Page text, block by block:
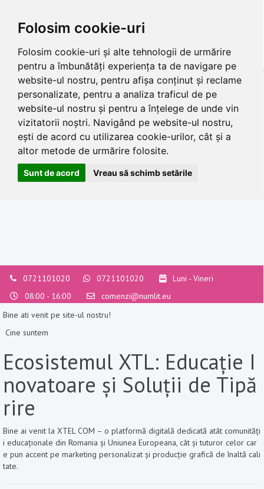
Folosim cookie-uri
Folosim cookie-uri și alte tehnologii de urmărire
pentru a îmbunătăți experiența ta de navigare pe
website-ul nostru, pentru afișa conținut și reclame
personalizate, pentru a analiza traficul de pe
website-ul nostru și pentru a înțelege de unde vin
vizitatorii noștri. Navigând pe website-ul nostru,
ești de acord cu utilizarea cookie-urilor, cât și a
altor metode de urmărire folosite.
Sunt de acord Vreau să schimb setările
0721101020 0721101020
Luni - Vineri
08:00 - 16:00
comenzi@numlit.eu
Bine ati venit pe site-ul nostru!
Cine suntem
Ecosistemul XTL: Educație I
novatoare și Soluții de Tipă
rire
Bine ai venit la XTEL COM – o platformă digitală dedicată atât comunități
i educaționale din Romania și Uniunea Europeana, cât și tuturor celor car
e pun accent pe marketing personalizat și producție grafică de înaltă cali
tate.